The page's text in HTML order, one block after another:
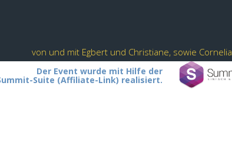
von und mit Egbert und Christiane, sowie Cornelia
Der Event wurde mit Hilfe der
Suite (Affiliate-Link) realisiert.